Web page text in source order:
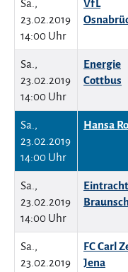
Sa.,
23.02.2019
14:00 Uhr
VfL
Sa.,
23.02.2019
14:00 Uhr
Energie
Cottbus
Sa.,
23.02.2019
14:00 Uhr
Hansa
Sa.,
23.02.2019
14:00 Uhr
Eintracht
Sa.,
23.02.2019
FC Carl
Jena